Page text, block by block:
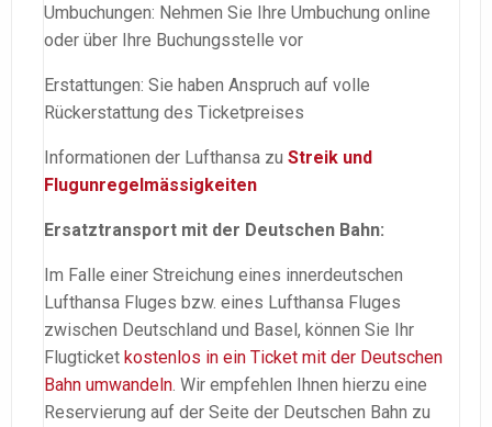
Umbuchungen: Nehmen Sie Ihre Umbuchung online
oder über Ihre Buchungsstelle vor
Erstattungen: Sie haben Anspruch auf volle
Rückerstattung des Ticketpreises
Informationen der Lufthansa zu Streik und
Flugunregelmässigkeiten
Ersatztransport mit der Deutschen Bahn:
Im Falle einer Streichung eines innerdeutschen
Lufthansa Fluges bzw. eines Lufthansa Fluges
zwischen Deutschland und Basel, können Sie Ihr
Flugticket kostenlos in ein Ticket mit der Deutschen
Bahn umwandeln . Wir empfehlen Ihnen hierzu eine
Reservierung auf der Seite der Deutschen Bahn zu